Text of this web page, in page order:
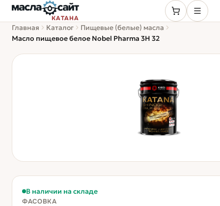
КАТАНА
Главная Каталог
Пищевые (белые) масла
Масло пищевое белое Nobel Pharma 3H 32
В наличии на складе
ФАСОВКА